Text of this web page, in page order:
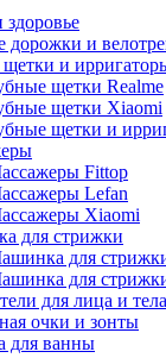
здоровье
дорожки и
и
щетки Realme
щетки Xiaomi
щетки и
Fittop
Lefan
Xiaomi
для стрижки
для
для
для лица и тела
очки и зонты
для ванны